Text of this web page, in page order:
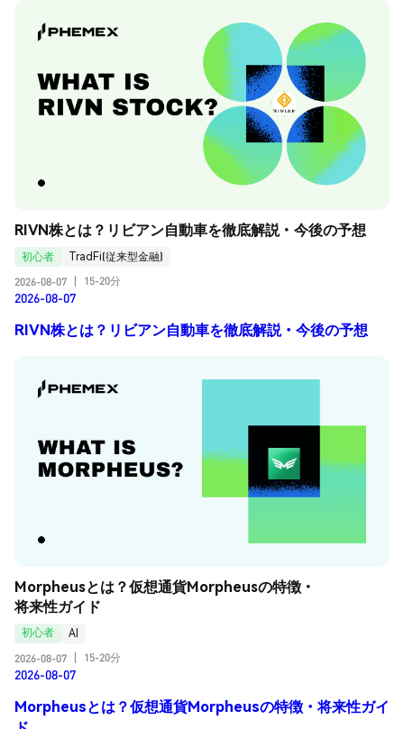
RIVN株とは？リビアン自動車を徹底解説・今後の予想
初心者
TradFi(従来型金融)
2026-08-07
15-20分
2026-08-07
RIVN株とは？リビアン自動車を徹底解説・今後の予想
Morpheusとは？仮想通貨Morpheusの特徴・
将来性ガイド
初心者
AI
2026-08-07
15-20分
2026-08-07
Morpheusとは？仮想通貨Morpheusの特徴・将来性ガイ